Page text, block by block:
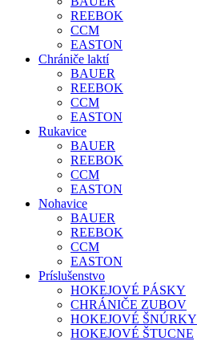
REEBOK
CCM
EASTON
Chrániče laktí
BAUER
REEBOK
CCM
EASTON
Rukavice
BAUER
REEBOK
CCM
EASTON
Nohavice
BAUER
REEBOK
CCM
EASTON
Príslušenstvo
HOKEJOVÉ PÁSKY
CHRÁNIČE ZUBOV
HOKEJOVÉ ŠNÚRKY
HOKEJOVÉ ŠTUCNE